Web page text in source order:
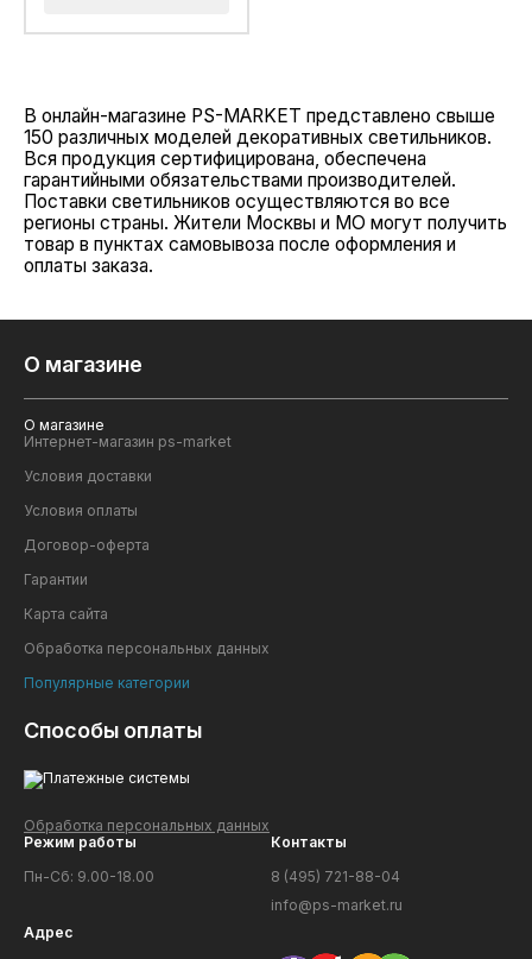
В онлайн-магазине PS-MARKET представлено свыше
150 различных моделей декоративных светильников.
Вся продукция сертифицирована, обеспечена
гарантийными обязательствами производителей.
Поставки светильников осуществляются во все
регионы страны. Жители Москвы и МО могут получить
товар в пунктах самовывоза после оформления и
оплаты заказа.
О магазине
О магазине
Интернет-магазин ps-market
Условия доставки
Условия оплаты
Договор-оферта
Гарантии
Карта сайта
Обработка персональных данных
Популярные категории
Способы оплаты
Обработка персональных данных
Режим работы
Пн-Сб: 9.00-18.00
Контакты
8 (495) 721-88-04
info@ps-market.ru
Адрес